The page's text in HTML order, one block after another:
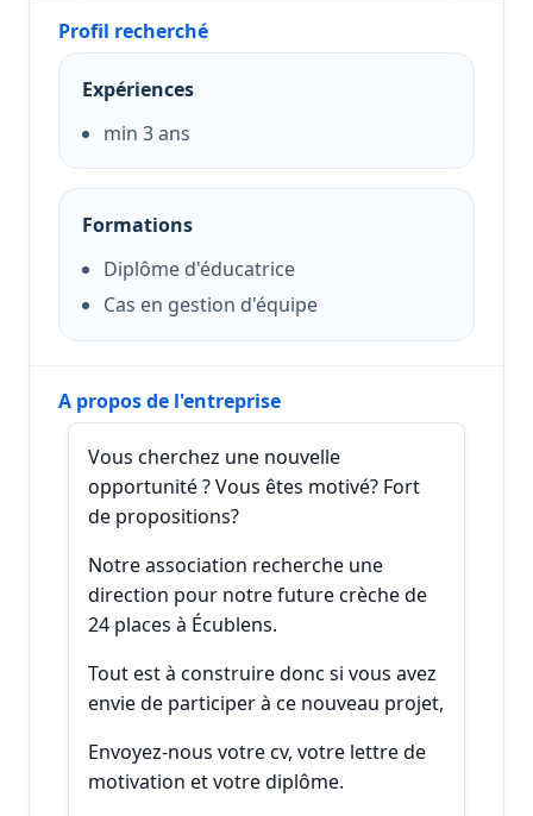
Profil recherché
Expériences
min 3 ans
Formations
Diplôme d'éducatrice
Cas en gestion d'équipe
A propos de l'entreprise
Vous cherchez une nouvelle
opportunité ? Vous êtes motivé? Fort
de propositions?
Notre association recherche une
direction pour notre future crèche de
24 places à Écublens.
Tout est à construire donc si vous avez
envie de participer à ce nouveau projet,
Envoyez-nous votre cv, votre lettre de
motivation et votre diplôme.